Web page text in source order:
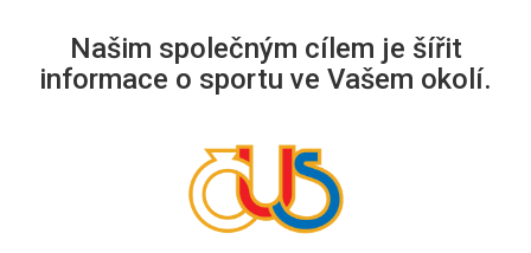
Našim společným cílem je šířit
informace o sportu ve Vašem okolí.